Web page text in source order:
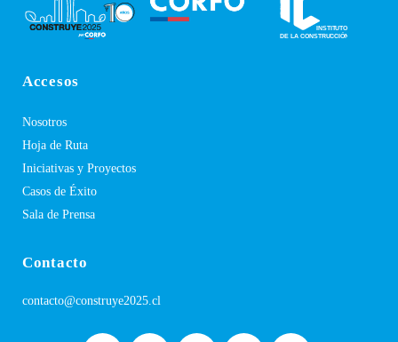
Accesos
Nosotros
Hoja de Ruta
Iniciativas y Proyectos
Casos de Éxito
Sala de Prensa
Contacto
contacto@construye2025.cl